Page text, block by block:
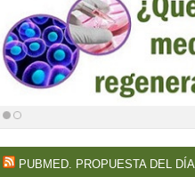
PUBMED. PROPUESTA DEL DÍA